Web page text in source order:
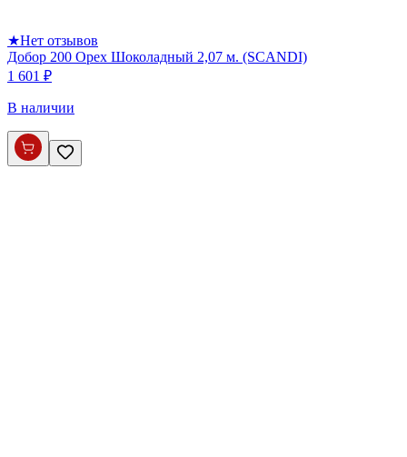
★Нет отзывов
Добор 200 Орех Шоколадный 2,07 м. (SCANDI)
1 601 ₽
В наличии